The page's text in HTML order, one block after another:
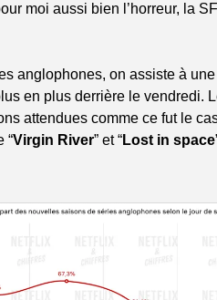
moi aussi bien l’horreur, la
anglophones, on assiste à
en plus derrière le vendredi.
attendues comme ce fut le
“Virgin River” et “Lost in space